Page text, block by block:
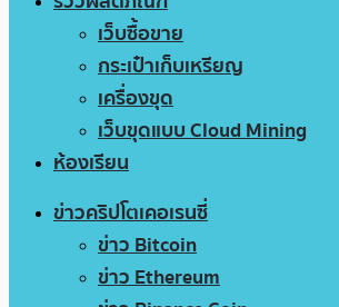
เว็บซื้อขาย
กระเป๋าเก็บเหรียญ
เครื่องขุด
เว็บขุดแบบ Cloud Mining
ห้องเรียน
ข่าวคริปโตเคอเรนซี่
ข่าว Bitcoin
ข่าว Ethereum